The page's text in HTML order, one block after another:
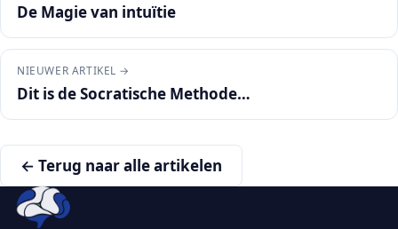
De Magie van intuïtie
NIEUWER ARTIKEL →
Dit is de Socratische Methode…
← Terug naar alle artikelen